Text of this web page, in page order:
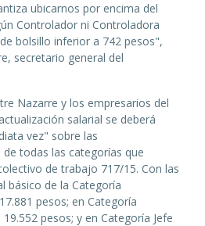
ubicarnos por encima del
Controlador ni Controladora
bolsillo inferior a 742 pesos",
secretario general del
Nazarre y los empresarios del
salarial se deberá
vez" sobre las
todas las categorías que
de trabajo 717/15. Con las
básico de la Categoría
pesos; en Categoría
pesos; y en Categoría Jefe